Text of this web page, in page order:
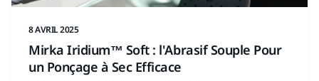
8 AVRIL 2025
Mirka Iridium™ Soft : l'Abrasif Souple Pour
un Ponçage à Sec Efficace